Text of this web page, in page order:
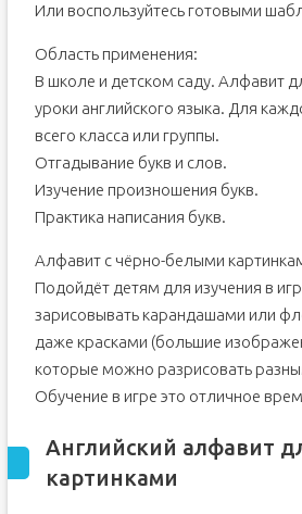
Или воспользуйтесь готовыми
Область применения:
В школе и детском саду. Алфавит
уроки английского языка. Для
всего класса или группы.
Отгадывание букв и слов.
Изучение произношения букв.
Практика написания букв.
Алфавит с чёрно-белыми
Подойдёт детям для изучения в
зарисовывать карандашами или
даже красками (большие
которые можно разрисовать
Обучение в игре это отличное
Английский алфавит
картинками